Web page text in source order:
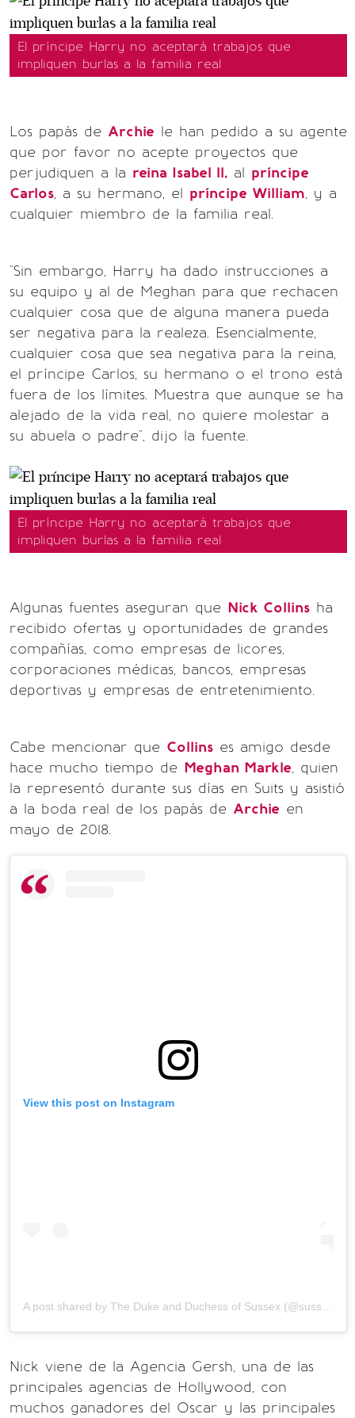
El príncipe Harry no aceptará trabajos que
impliquen burlas a la familia real
Los papás de Archie le han pedido a su agente
que por favor no acepte proyectos que
perjudiquen a la reina Isabel ll, al príncipe
Carlos, a su hermano, el príncipe William, y a
cualquier miembro de la familia real.
"Sin embargo, Harry ha dado instrucciones a
su equipo y al de Meghan para que rechacen
cualquier cosa que de alguna manera pueda
ser negativa para la realeza. Esencialmente,
cualquier cosa que sea negativa para la reina,
el príncipe Carlos, su hermano o el trono está
fuera de los límites. Muestra que aunque se ha
alejado de la vida real, no quiere molestar a
su abuela o padre", dijo la fuente.
El príncipe Harry no aceptará trabajos que
impliquen burlas a la familia real
Algunas fuentes aseguran que Nick Collins ha
recibido ofertas y oportunidades de grandes
compañías, como empresas de licores,
corporaciones médicas, bancos, empresas
deportivas y empresas de entretenimiento.
Cabe mencionar que Collins es amigo desde
hace mucho tiempo de Meghan Markle, quien
la representó durante sus días en Suits y asistió
a la boda real de los papás de Archie en
mayo de 2018.
View this post on Instagram
A post shared by The Duke and Duchess of Sussex (@sussexroyal) on
Nick viene de la Agencia Gersh, una de las
principales agencias de Hollywood, con
muchos ganadores del Oscar y las principales